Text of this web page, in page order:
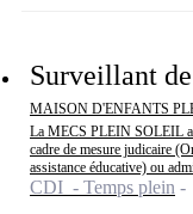
Surveillant
MAISON D'ENFANTS
La MECS PLEIN SOLEIL
cadre de mesure judicaire
assistance éducative) ou
CDI - Temps plein